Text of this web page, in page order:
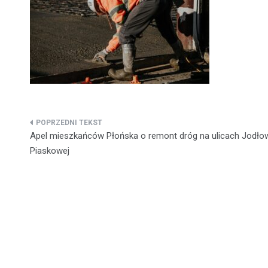
Nawigacja
wpisu
Apel mieszkańców Płońska o remont dróg na ulicach
Piaskowej